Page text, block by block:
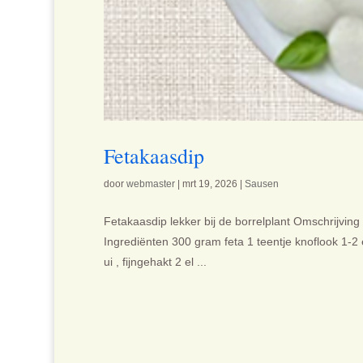
Fetakaasdip
door webmaster| mrt 19, 2026 | Sausen
Fetakaasdip lekker bij de borrelplant
Ingrediënten 300 gram feta 1 teentje knoflook 1-
ui , fijngehakt 2 el ...